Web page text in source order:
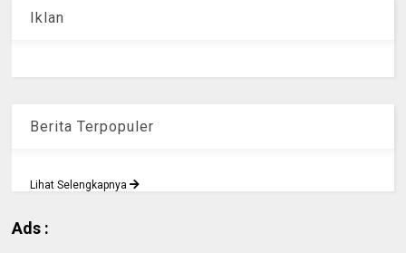
Iklan
Berita Terpopuler
Lihat Selengkapnya
Ads :